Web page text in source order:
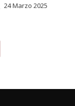
24 Marzo 2025